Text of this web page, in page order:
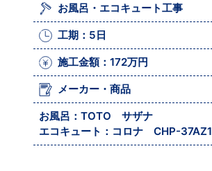
お風呂・エコキュート工事
工期：5日
施工金額：172万円
メーカー・商品
お風呂：TOTO サザナ
エコキュート：コロナ CHP-37AZ1